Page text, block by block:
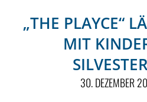
„THE PLAYCE“
MIT
30. DEZEMBER